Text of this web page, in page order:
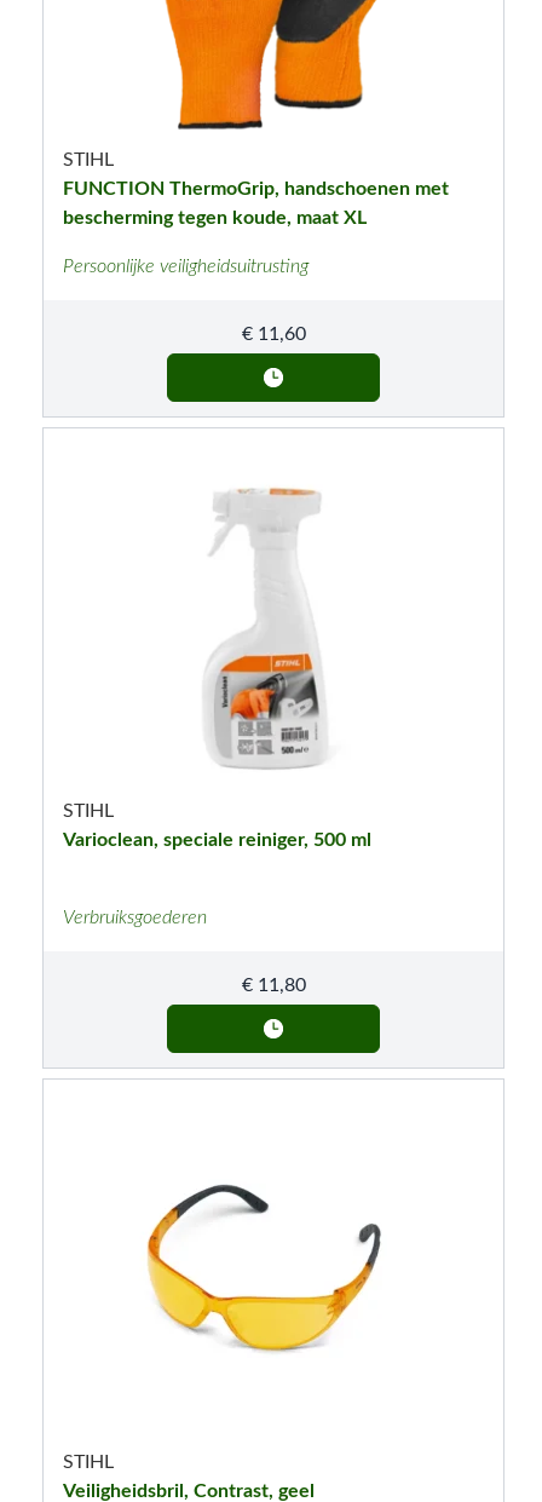
STIHL
FUNCTION ThermoGrip, handschoenen met
bescherming tegen koude, maat XL
Persoonlijke veiligheidsuitrusting
€11,60
STIHL
Varioclean, speciale reiniger, 500 ml
Verbruiksgoederen
€11,80
STIHL
Veiligheidsbril, Contrast, geel